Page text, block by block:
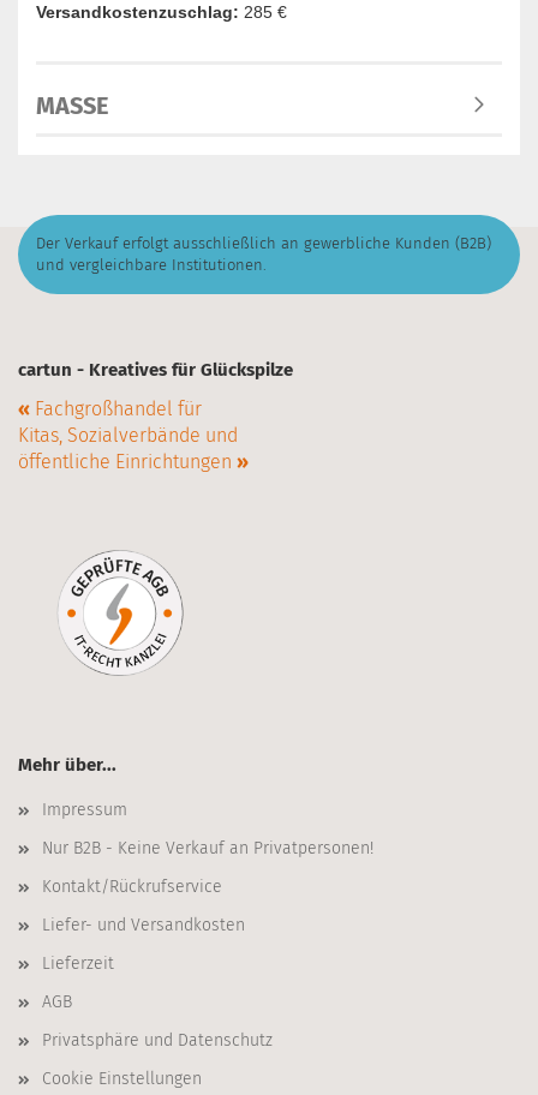
Versandkostenzuschlag: 285 €
MASSE
Der Verkauf erfolgt ausschließlich an gewerbliche Kunden (B2B)
und vergleichbare Institutionen.
cartun - Kreatives für Glückspilze
« Fachgroßhandel für
Kitas, Sozialverbände und
öffentliche Einrichtungen »
Mehr über...
Impressum
Nur B2B - Keine Verkauf an Privatpersonen!
Kontakt/Rückrufservice
Liefer- und Versandkosten
Lieferzeit
AGB
Privatsphäre und Datenschutz
Cookie Einstellungen